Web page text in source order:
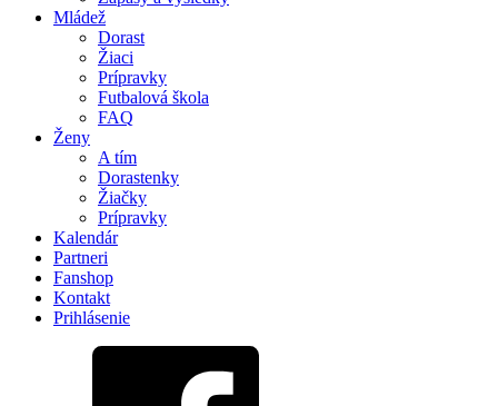
Mládež
Dorast
Žiaci
Prípravky
Futbalová škola
FAQ
Ženy
A tím
Dorastenky
Žiačky
Prípravky
Kalendár
Partneri
Fanshop
Kontakt
Prihlásenie